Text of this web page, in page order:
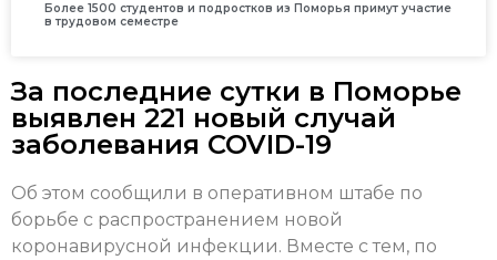
Более 1500 студентов и подростков из Поморья примут участие
в трудовом семестре
За последние сутки в Поморье
выявлен 221 новый случай
заболевания COVID-19
Об этом сообщили в оперативном штабе по
борьбе с распространением новой
коронавирусной инфекции. Вместе с тем, по